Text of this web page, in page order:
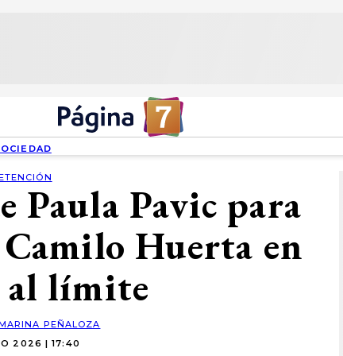
Paula Pavic para
Camilo Huerta en
al límite
PEÑALOZA
2026 | 17:40